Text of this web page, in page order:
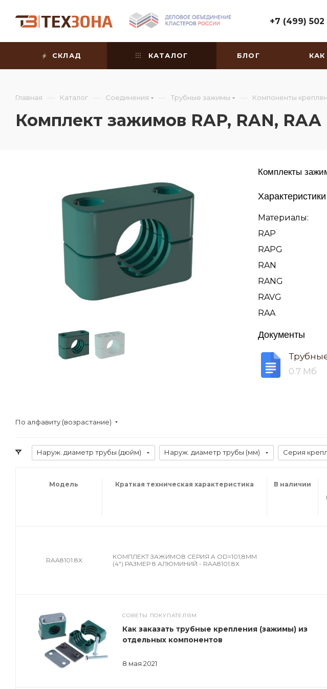
+7 (499) 502
СКЛАД КАТАЛОГ БЛОГ КАК
Главная — Каталог — Соединения — Трубные зажимы — Компоненты
Комплект зажимов RAP, RAN, RAA
Комплекты
Характеристики
Материалы:
RAP
RAPG
RAN
RANG
RAVG
RAA
Документы
0.7 Мб
По алфавиту (возрастание)
Наруж. диаметр трубы (дюйм) Наруж. диаметр трубы (мм) Серия
Модель Краткая техническая характеристика В наличии
RAA8101.8X
КОМПЛЕКТ ЗАЖИМОВ СЕРИЯ A OD=101,8MM
(4") РАЗМЕР 8 АЛЮМИНИЙ - RAA8101.8X
СОВЕТЫ ПОКУПАТЕЛЯМ
8 мая 2021
Как заказать трубные крепления (зажимы) из
отдельных компонентов